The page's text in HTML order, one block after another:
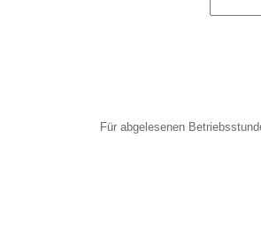
Für abgelesenen